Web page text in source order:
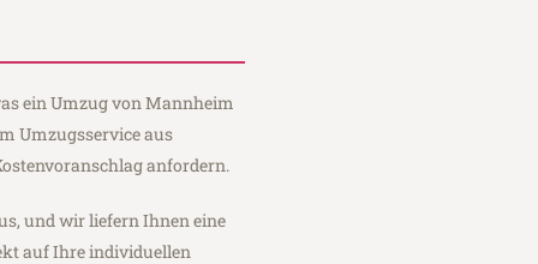
ein Umzug von Mannheim
Umzugsservice aus
anfordern.
und wir liefern Ihnen eine
auf Ihre individuellen